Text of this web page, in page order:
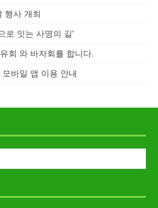
행사 개최
로 잇는 사명의 길’
회 와 바자회를 합니다.
바일 앱 이용 안내